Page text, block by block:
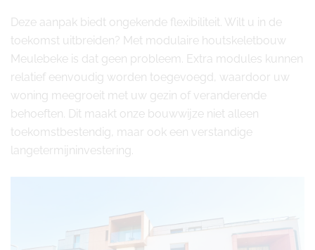
Deze aanpak biedt ongekende flexibiliteit. Wilt u in de
toekomst uitbreiden? Met modulaire houtskeletbouw
Meulebeke is dat geen probleem. Extra modules kunnen
relatief eenvoudig worden toegevoegd, waardoor uw
woning meegroeit met uw gezin of veranderende
behoeften. Dit maakt onze bouwwijze niet alleen
toekomstbestendig, maar ook een verstandige
langetermijninvestering.